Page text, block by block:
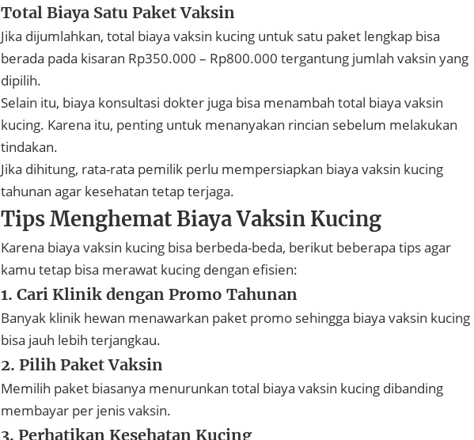
Total Biaya Satu Paket Vaksin
Jika dijumlahkan, total biaya vaksin kucing untuk satu paket lengkap bisa
berada pada kisaran Rp350.000 – Rp800.000 tergantung jumlah vaksin yang
dipilih.
Selain itu, biaya konsultasi dokter juga bisa menambah total biaya vaksin
kucing. Karena itu, penting untuk menanyakan rincian sebelum melakukan
tindakan.
Jika dihitung, rata-rata pemilik perlu mempersiapkan biaya vaksin kucing
tahunan agar kesehatan tetap terjaga.
Tips Menghemat Biaya Vaksin Kucing
Karena biaya vaksin kucing bisa berbeda-beda, berikut beberapa tips agar
kamu tetap bisa merawat kucing dengan efisien:
1. Cari Klinik dengan Promo Tahunan
Banyak klinik hewan menawarkan paket promo sehingga biaya vaksin kucing
bisa jauh lebih terjangkau.
2. Pilih Paket Vaksin
Memilih paket biasanya menurunkan total biaya vaksin kucing dibanding
membayar per jenis vaksin.
3. Perhatikan Kesehatan Kucing